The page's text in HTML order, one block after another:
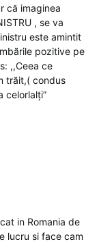
că imaginea
, se va
este amintit
pozitive pe
,,Ceea ce
trăit,( condus
celorlalți”
in Romania de
lucru si face cam